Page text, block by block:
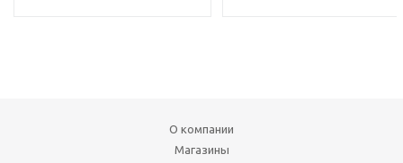
О компании
Магазины